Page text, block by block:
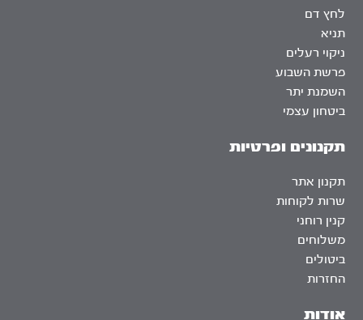
אודות
לחץ דם
תניא
ניקוי רעלים
פרשת השבוע
השמנת יתר
ביטחון עצמי
תקנונים ופרטיות
תקנון אתר
שרות לקוחות
קנין רוחני
משלוחים
ביטולים
החזרות